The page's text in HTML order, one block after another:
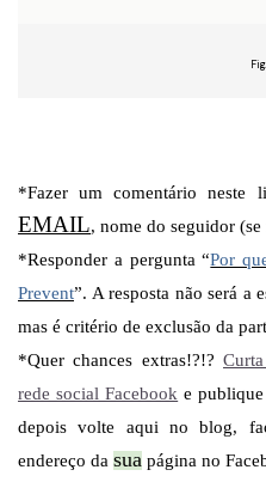
*Fazer um comentário neste
EMAIL, nome do seguidor
*Responder a pergunta “Por
Prevent”. A resposta não será a
mas é critério de exclusão da
*Quer chances extras!?!?
rede social Facebook e
depois volte aqui no blog,
endereço da sua página no